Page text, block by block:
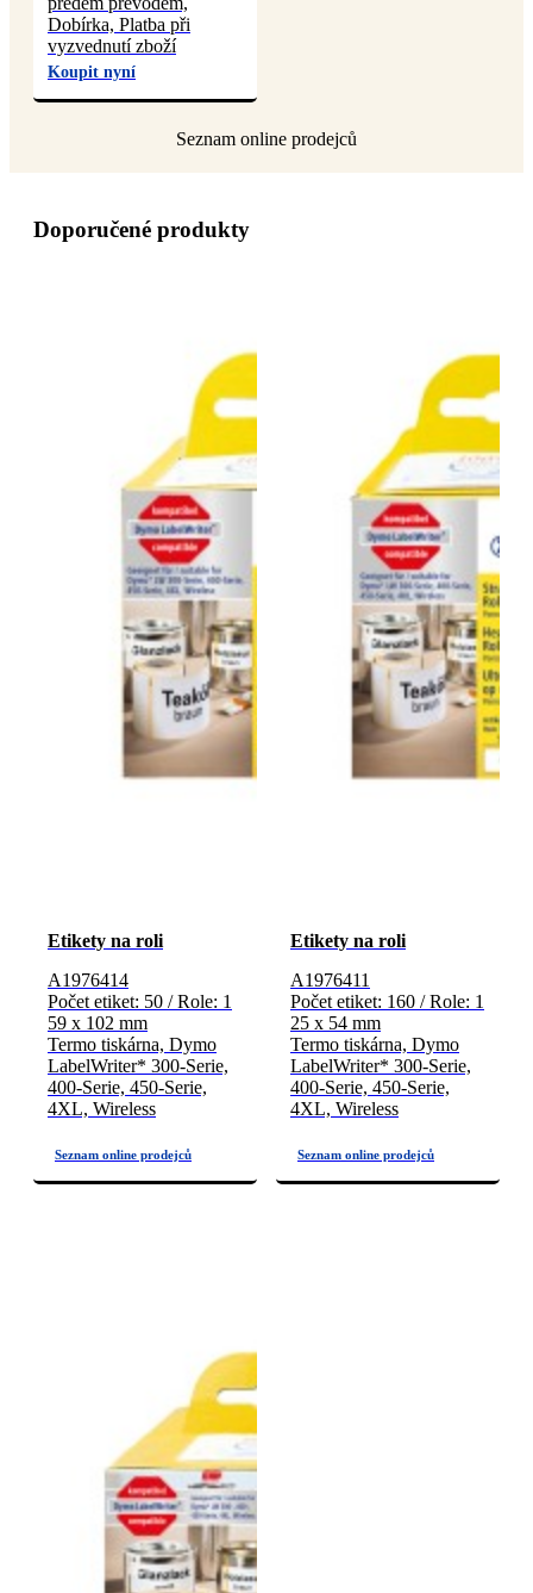
Dobírka, Platba při
vyzvednutí zboží
Koupit nyní
Doporučené produkty
Etikety na roli
A1976414
Počet etiket: 50 / Role: 1
59 x 102 mm
Termo tiskárna, Dymo
LabelWriter* 300-Serie,
400-Serie, 450-Serie,
4XL, Wireless
Etikety na roli
A1976411
Počet etiket: 160 / Role: 1
25 x 54 mm
Termo tiskárna, Dymo
LabelWriter* 300-Serie,
400-Serie, 450-Serie,
4XL, Wireless